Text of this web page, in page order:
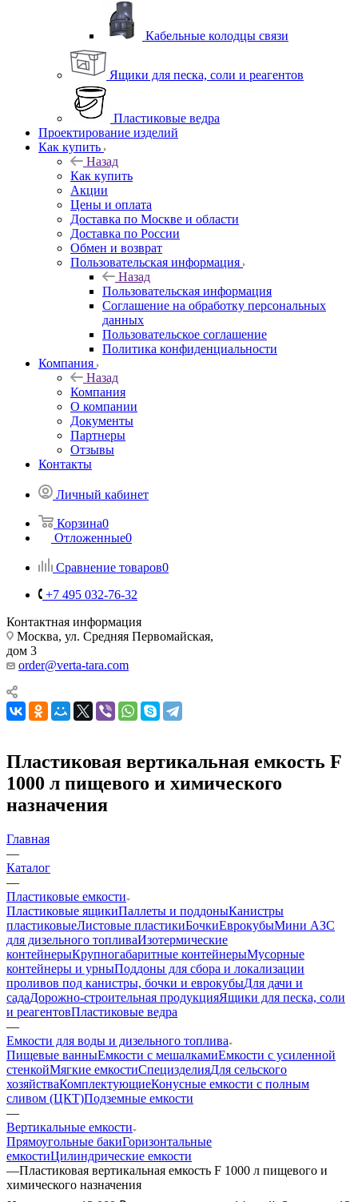
Кабельные колодцы связи
Ящики для песка, соли и реагентов
Пластиковые ведра
Проектирование изделий
Как купить
Назад
Как купить
Акции
Цены и оплата
Доставка по Москве и области
Доставка по России
Обмен и возврат
Пользовательская информация
Назад
Пользовательская информация
Соглашение на обработку персональных
данных
Пользовательское соглашение
Политика конфиденциальности
Компания
Назад
Компания
О компании
Документы
Партнеры
Отзывы
Контакты
Личный кабинет
Корзина0
Отложенные0
Сравнение товаров0
+7 495 032-76-32
Контактная информация
Москва, ул. Средняя Первомайская,
дом 3
order@verta-tara.com
Пластиковая вертикальная емкость F
1000 л пищевого и химического
назначения
Главная
—
Каталог
—
Пластиковые емкости
Пластиковые ящикиПаллеты и поддоныКанистры
пластиковыеЛистовые пластикиБочкиЕврокубыМини АЗС
для дизельного топливаИзотермические
контейнерыКрупногабаритные контейнерыМусорные
контейнеры и урныПоддоны для сбора и локализации
проливов под канистры, бочки и еврокубыДля дачи и
садаДорожно-строительная продукцияЯщики для песка, соли
и реагентовПластиковые ведра
—
Емкости для воды и дизельного топлива
Пищевые ванныЕмкости с мешалкамиЕмкости с усиленной
стенкойМягкие емкостиСпецизделияДля сельского
хозяйстваКомплектующиеКонусные емкости с полным
сливом (ЦКТ)Подземные емкости
—
Вертикальные емкости
Прямоугольные бакиГоризонтальные
емкостиЦилиндрические емкости
—Пластиковая вертикальная емкость F 1000 л пищевого и
химического назначения